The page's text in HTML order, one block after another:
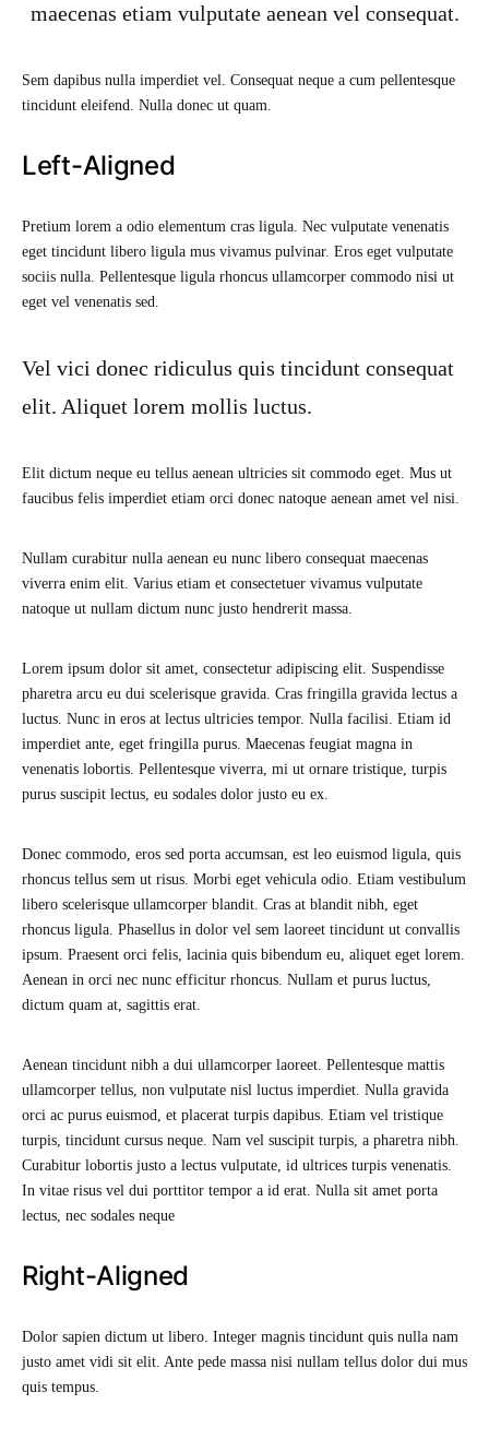
maecenas etiam vulputate aenean vel consequat.
Sem dapibus nulla imperdiet vel. Consequat neque a cum pellentesque
tincidunt eleifend. Nulla donec ut quam.
Left-Aligned
Pretium lorem a odio elementum cras ligula. Nec vulputate venenatis
eget tincidunt libero ligula mus vivamus pulvinar. Eros eget vulputate
sociis nulla. Pellentesque ligula rhoncus ullamcorper commodo nisi ut
eget vel venenatis sed.
Vel vici donec ridiculus quis tincidunt consequat
elit. Aliquet lorem mollis luctus.
Elit dictum neque eu tellus aenean ultricies sit commodo eget. Mus ut
faucibus felis imperdiet etiam orci donec natoque aenean amet vel nisi.
Nullam curabitur nulla aenean eu nunc libero consequat maecenas
viverra enim elit. Varius etiam et consectetuer vivamus vulputate
natoque ut nullam dictum nunc justo hendrerit massa.
Lorem ipsum dolor sit amet, consectetur adipiscing elit. Suspendisse
pharetra arcu eu dui scelerisque gravida. Cras fringilla gravida lectus a
luctus. Nunc in eros at lectus ultricies tempor. Nulla facilisi. Etiam id
imperdiet ante, eget fringilla purus. Maecenas feugiat magna in
venenatis lobortis. Pellentesque viverra, mi ut ornare tristique, turpis
purus suscipit lectus, eu sodales dolor justo eu ex.
Donec commodo, eros sed porta accumsan, est leo euismod ligula, quis
rhoncus tellus sem ut risus. Morbi eget vehicula odio. Etiam vestibulum
libero scelerisque ullamcorper blandit. Cras at blandit nibh, eget
rhoncus ligula. Phasellus in dolor vel sem laoreet tincidunt ut convallis
ipsum. Praesent orci felis, lacinia quis bibendum eu, aliquet eget lorem.
Aenean in orci nec nunc efficitur rhoncus. Nullam et purus luctus,
dictum quam at, sagittis erat.
Aenean tincidunt nibh a dui ullamcorper laoreet. Pellentesque mattis
ullamcorper tellus, non vulputate nisl luctus imperdiet. Nulla gravida
orci ac purus euismod, et placerat turpis dapibus. Etiam vel tristique
turpis, tincidunt cursus neque. Nam vel suscipit turpis, a pharetra nibh.
Curabitur lobortis justo a lectus vulputate, id ultrices turpis venenatis.
In vitae risus vel dui porttitor tempor a id erat. Nulla sit amet porta
lectus, nec sodales neque
Right-Aligned
Dolor sapien dictum ut libero. Integer magnis tincidunt quis nulla nam
justo amet vidi sit elit. Ante pede massa nisi nullam tellus dolor dui mus
quis tempus.